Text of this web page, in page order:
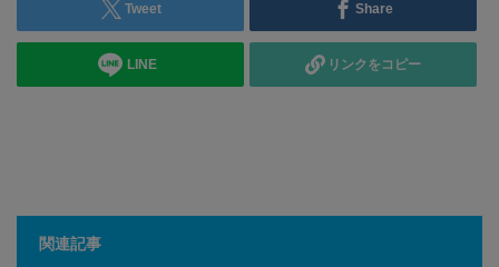
Tweet Share
LINE リンクをコピー
関連記事